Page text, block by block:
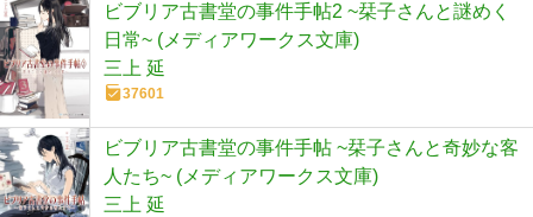
ビブリア古書堂の事件手帖2 ~栞子さんと謎めく
日常~ (メディアワークス文庫)
三上 延
37601
ビブリア古書堂の事件手帖 ~栞子さんと奇妙な客
人たち~ (メディアワークス文庫)
三上 延